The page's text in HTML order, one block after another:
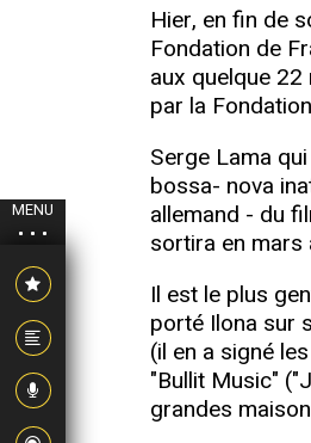
MENU
Hier, en fin de
Fondation de
aux quelque
par la
Serge Lama
bossa- nova
allemand - du
sortira en mars
Il est le plus
porté Ilona sur
(il en a signé
"Bullit Music"
grandes